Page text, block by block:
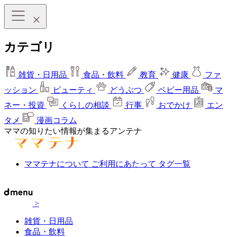
カテゴリ
雑貨・日用品 食品・飲料 教育 健康
ファ
ッション
ビューティ どうぶつ ベビー用品
マ
ネー・投資
くらしの相談 行事 おでかけ
エン
タメ
漫画コラム
ママの知りたい情報が集まるアンテナ
ママテナについて ご利用にあたって タグ一覧
>
雑貨・日用品
食品・飲料